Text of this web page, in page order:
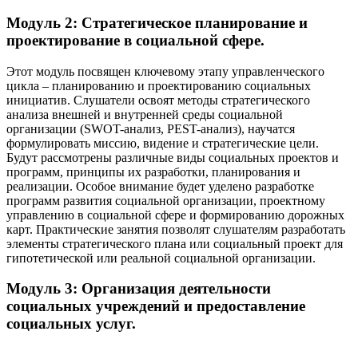
Модуль 2: Стратегическое планирование и
проектирование в социальной сфере.
Этот модуль посвящен ключевому этапу управленческого
цикла – планированию и проектированию социальных
инициатив. Слушатели освоят методы стратегического
анализа внешней и внутренней среды социальной
организации (SWOT-анализ, PEST-анализ), научатся
формулировать миссию, видение и стратегические цели.
Будут рассмотрены различные виды социальных проектов и
программ, принципы их разработки, планирования и
реализации. Особое внимание будет уделено разработке
программ развития социальной организации, проектному
управлению в социальной сфере и формированию дорожных
карт. Практические занятия позволят слушателям разработать
элементы стратегического плана или социальный проект для
гипотетической или реальной социальной организации.
Модуль 3: Организация деятельности
социальных учреждений и предоставление
социальных услуг.